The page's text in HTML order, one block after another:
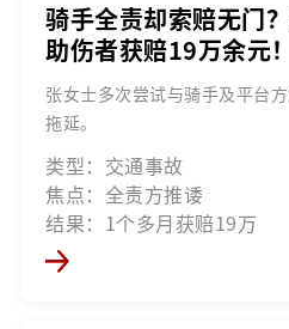
骑手全责却索赔无门
助伤者获赔19万余元！
张女士多次尝试与骑手及平台
拖延。
类型：交通事故
焦点：全责方推诿
结果：1个多月获赔19万